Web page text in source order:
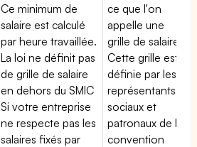
Ce minimum de
salaire est calculé
par heure travaillée.
La loi ne définit pas
de grille de salaire
en dehors du SMIC
Si votre entreprise
ne respecte pas les
salaires fixés par
ce que l'on
appelle une
grille de salaires.
Cette grille est
définie par les
représentants
sociaux et
patronaux de la
convention